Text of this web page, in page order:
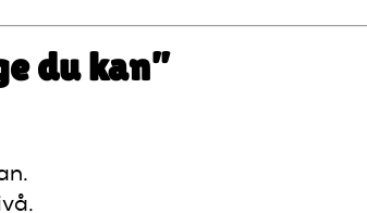
du kan”